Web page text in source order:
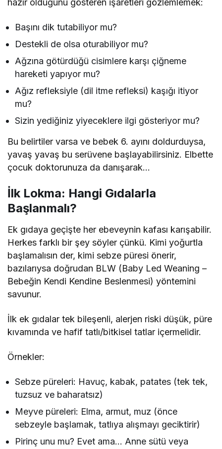
Başını dik tutabiliyor mu?
Destekli de olsa oturabiliyor mu?
Ağzına götürdüğü cisimlere karşı çiğneme
hareketi yapıyor mu?
Ağız refleksiyle (dil itme refleksi) kaşığı itiyor
mu?
Sizin yediğiniz yiyeceklere ilgi gösteriyor mu?
Bu belirtiler varsa ve bebek 6. ayını doldurduysa,
yavaş yavaş bu serüvene başlayabilirsiniz. Elbette
çocuk doktorunuza da danışarak…
İlk Lokma: Hangi Gıdalarla
Başlanmalı?
Ek gıdaya geçişte her ebeveynin kafası karışabilir.
Herkes farklı bir şey söyler çünkü. Kimi yoğurtla
başlamalısın der, kimi sebze püresi önerir,
bazılarıysa doğrudan BLW (Baby Led Weaning –
Bebeğin Kendi Kendine Beslenmesi) yöntemini
savunur.
İlk ek gıdalar tek bileşenli, alerjen riski düşük, püre
kıvamında ve hafif tatlı/bitkisel tatlar içermelidir.
Örnekler:
Sebze püreleri: Havuç, kabak, patates (tek tek,
tuzsuz ve baharatsız)
Meyve püreleri: Elma, armut, muz (önce
sebzeyle başlamak, tatlıya alışmayı geciktirir)
Pirinç unu mu? Evet ama… Anne sütü veya